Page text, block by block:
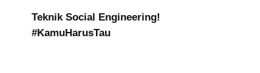
Teknik Social Engineering!
#KamuHarusTau